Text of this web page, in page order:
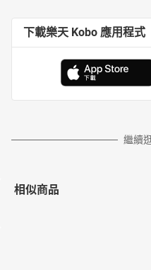
下載樂天 Kobo 應用程式
繼續
相似商品